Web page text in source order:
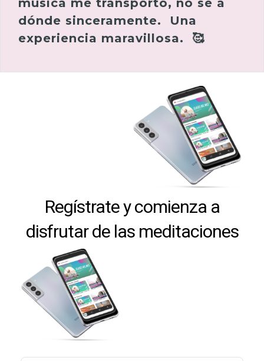
música me transportó, no se a
dónde sinceramente. Una
experiencia maravillosa. 🥰
Regístrate y comienza a
disfrutar de las meditaciones